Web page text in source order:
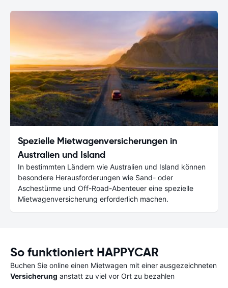
Spezielle Mietwagenversicherungen in
Australien und Island
In bestimmten Ländern wie Australien und Island können
besondere Herausforderungen wie Sand- oder
Aschestürme und Off-Road-Abenteuer eine spezielle
Mietwagenversicherung erforderlich machen.
So funktioniert HAPPYCAR
Buchen Sie online einen Mietwagen mit einer ausgezeichneten
Versicherung anstatt zu viel vor Ort zu bezahlen